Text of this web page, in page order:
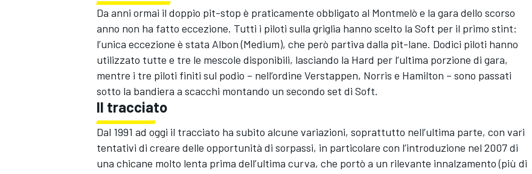
Da anni ormai il doppio pit-stop è praticamente obbligato al Montmelò e la gara dello scorso
anno non ha fatto eccezione. Tutti i piloti sulla griglia hanno scelto la Soft per il primo stint:
l’unica eccezione è stata Albon (Medium), che però partiva dalla pit-lane. Dodici piloti hanno
utilizzato tutte e tre le mescole disponibili, lasciando la Hard per l’ultima porzione di gara,
mentre i tre piloti finiti sul podio – nell’ordine Verstappen, Norris e Hamilton – sono passati
sotto la bandiera a scacchi montando un secondo set di Soft.
Il tracciato
Dal 1991 ad oggi il tracciato ha subito alcune variazioni, soprattutto nell’ultima parte, con vari
tentativi di creare delle opportunità di sorpassi, in particolare con l’introduzione nel 2007 di
una chicane molto lenta prima dell’ultima curva, che portò a un rilevante innalzamento (più di